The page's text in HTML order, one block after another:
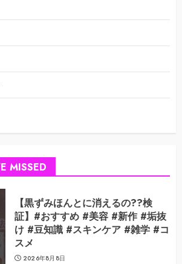
MISSED
【黒ずみほんとに消えるの??検
証】#おすすめ #美容 #新作 #垢抜
け #豆知識 #スキンケア #雑学 #コ
スメ
2026年8月8日